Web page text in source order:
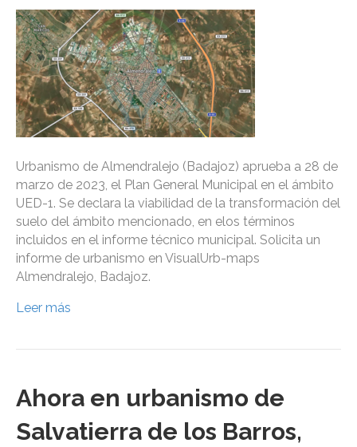
Urbanismo de Almendralejo (Badajoz) aprueba a 28 de
marzo de 2023, el Plan General Municipal en el ámbito
UED-1. Se declara la viabilidad de la transformación del
suelo del ámbito mencionado, en elos términos
incluidos en el informe técnico municipal. Solicita un
informe de urbanismo en VisualUrb-maps
Almendralejo, Badajoz.
Leer más
Ahora en urbanismo de
Salvatierra de los Barros,